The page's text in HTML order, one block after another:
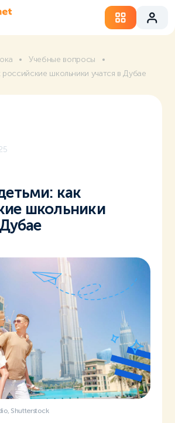
Учебные вопросы
школьники учатся в Дубае
как
школьники
Shutterstock